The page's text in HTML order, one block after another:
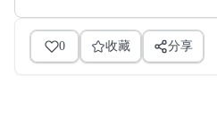
0 收藏 分享